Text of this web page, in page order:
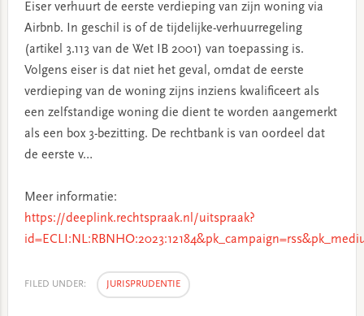
Eiser verhuurt de eerste verdieping van zijn woning via
Airbnb. In geschil is of de tijdelijke-verhuurregeling
(artikel 3.113 van de Wet IB 2001) van toepassing is.
Volgens eiser is dat niet het geval, omdat de eerste
verdieping van de woning zijns inziens kwalificeert als
een zelfstandige woning die dient te worden aangemerkt
als een box 3-bezitting. De rechtbank is van oordeel dat
de eerste v…
Meer informatie:
https://deeplink.rechtspraak.nl/uitspraak?
FILED UNDER: JURISPRUDENTIE